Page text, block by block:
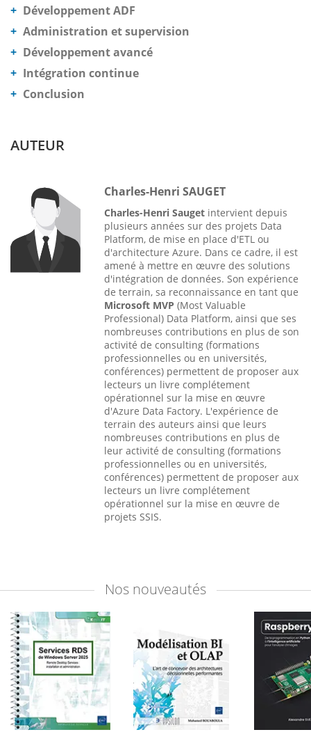
Développement ADF
Administration et supervision
Développement avancé
Intégration continue
Conclusion
AUTEUR
Charles-Henri SAUGET
Charles-Henri Sauget intervient depuis
plusieurs années sur des projets Data
Platform, de mise en place d'ETL ou
d'architecture Azure. Dans ce cadre, il est
amené à mettre en œuvre des solutions
d'intégration de données. Son expérience
de terrain, sa reconnaissance en tant que
Microsoft MVP (Most Valuable
Professional) Data Platform, ainsi que ses
nombreuses contributions en plus de son
activité de consulting (formations
professionnelles ou en universités,
conférences) permettent de proposer aux
lecteurs un livre complétement
opérationnel sur la mise en œuvre
d'Azure Data Factory. L'expérience de
terrain des auteurs ainsi que leurs
nombreuses contributions en plus de
leur activité de consulting (formations
professionnelles ou en universités,
conférences) permettent de proposer aux
lecteurs un livre complétement
opérationnel sur la mise en œuvre de
projets SSIS.
Nos nouveautés